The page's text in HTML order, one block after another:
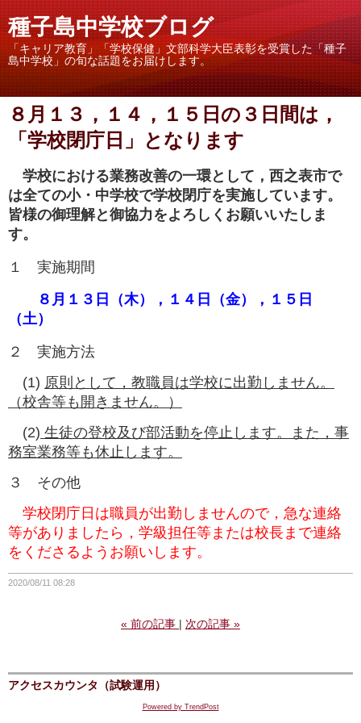
種子島中学校ブログ
「キャリア教育」「学校保健」文部科学大臣表彰を受賞した「種子
島中学校」の旬な話題をお届けします。
８月１３，１４，１５日の３日間は，
「学校閉庁日」となります
学校における業務改善の一環として，西之表市で
は全ての小・中学校で学校閉庁を実施しています。
皆様の御理解と御協力をよろしくお願いいたしま
す。
１ 実施期間
８月１３日（木），１４日（金），１５日
（土）
２ 実施方法
(1) 原則として，教職員は学校に出勤しません。
（校舎等も開きません。）
(2) 生徒の登校及び部活動を停止します。また，事
務室業務等も休止します。
３ その他
学校閉庁日は職員が出勤しませんので，急な連絡
等がありましたら，学級担任等または校長まで連絡
をくださるようお願いします。
2020/08/11 08:28
« 前の記事 次の記事 »
アクセスカウンタ（試験運用）
Powered by TrendPost